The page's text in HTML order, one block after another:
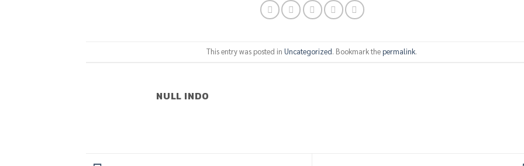
This entry was posted inUncategorized. Bookmark thepermalink.
NULL INDO